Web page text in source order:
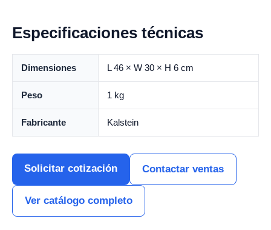
Especificaciones técnicas
Dimensiones L 46 × W 30 × H 6 cm
Peso 1 kg
Fabricante Kalstein
Solicitar cotización Contactar ventas
Ver catálogo completo